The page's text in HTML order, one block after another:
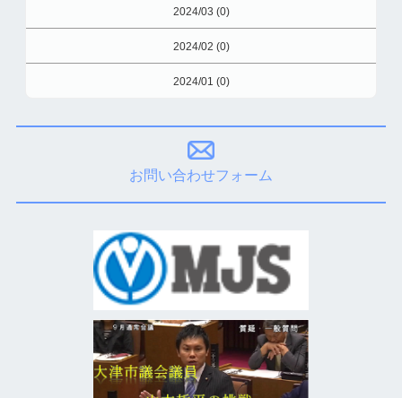
2024/03 (0)
2024/02 (0)
2024/01 (0)
お問い合わせフォーム